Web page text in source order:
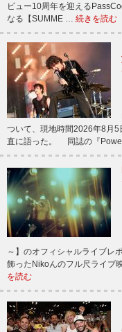
ビュー10周年を迎える
なる【SUMME … 続きを読む
ついて、現地時間2026年8月
直に語った。 同誌の『
～】のオフィシャルライブレ
飾ったNikoんのフル尺ライ
を読む